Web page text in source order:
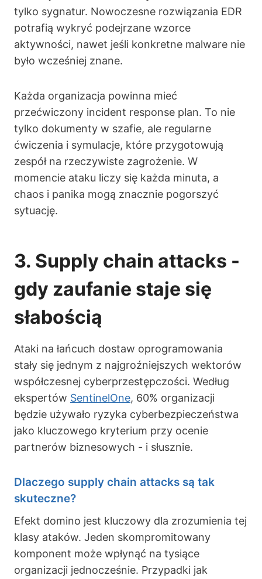
tylko sygnatur. Nowoczesne rozwiązania EDR
potrafią wykryć podejrzane wzorce
aktywności, nawet jeśli konkretne malware nie
było wcześniej znane.
Każda organizacja powinna mieć
przećwiczony incident response plan. To nie
tylko dokumenty w szafie, ale regularne
ćwiczenia i symulacje, które przygotowują
zespół na rzeczywiste zagrożenie. W
momencie ataku liczy się każda minuta, a
chaos i panika mogą znacznie pogorszyć
sytuację.
3. Supply chain attacks -
gdy zaufanie staje się
słabością
Ataki na łańcuch dostaw oprogramowania
stały się jednym z najgroźniejszych wektorów
współczesnej cyberprzestępczości. Według
ekspertów SentinelOne, 60% organizacji
będzie używało ryzyka cyberbezpieczeństwa
jako kluczowego kryterium przy ocenie
partnerów biznesowych - i słusznie.
Dlaczego supply chain attacks są tak
skuteczne?
Efekt domino jest kluczowy dla zrozumienia tej
klasy ataków. Jeden skompromitowany
komponent może wpłynąć na tysiące
organizacji jednocześnie. Przypadki jak